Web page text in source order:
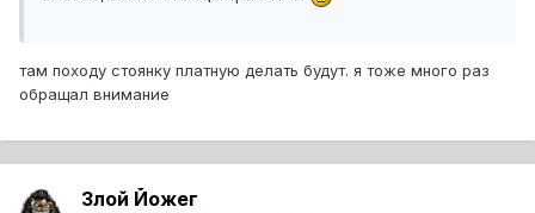
там походу стоянку платную делать будут. я тоже много раз
обращал внимание
Злой Йожег